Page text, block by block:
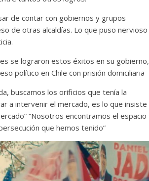
de contar con gobiernos y grupos
de otras alcaldías. Lo que puso nervioso
se lograron estos éxitos en su gobierno,
político en Chile con prisión domiciliaria
buscamos los orificios que tenía la
a intervenir el mercado, es lo que insiste
“Nosotros encontramos el espacio
que hemos tenido”